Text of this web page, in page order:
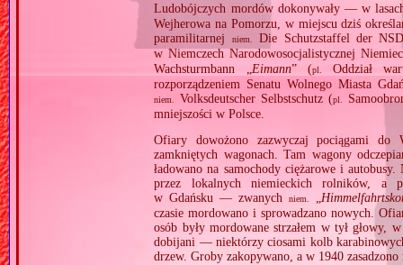
Ludobójczych mordów dokonywały — w
Wejherowa na Pomorzu, w miejscu dziś
paramilitarnej
niem.
Die Schutzstaffel der
w Niemczech Narodowosocjalistycznej
Wachsturmbann „ Eimann” (pl.
Oddział
rozporządzeniem Senatu Wolnego Miasta
niem. Volksdeutscher Selbstschutz (pl.
mniejszości w Polsce.
Ofiary dowożono zazwyczaj pociągami do
zamkniętych wagonach. Tam wagony
ładowano na samochody ciężarowe i
przez lokalnych niemieckich rolników, a
w Gdańsku — zwanych
niem. „
czasie mordowano i sprowadzano nowych.
osób były mordowane strzałem w tył
dobijani — niektórzy ciosami kolb
drzew. Groby zakopywano, a w 1940